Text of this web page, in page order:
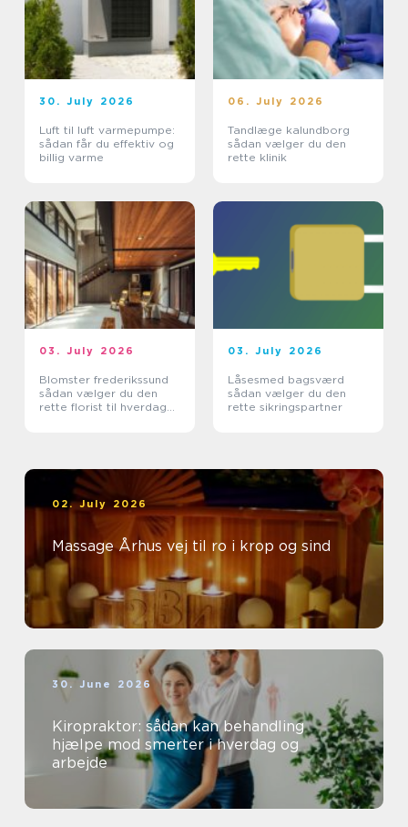
30. July 2026
Luft til luft varmepumpe:
sådan får du effektiv og
billig varme
06. July 2026
Tandlæge kalundborg
sådan vælger du den
rette klinik
03. July 2026
Blomster frederikssund
sådan vælger du den
rette florist til hverdag
03. July 2026
Låsesmed bagsværd
sådan vælger du den
rette sikringspartner
02. July 2026
Massage Århus vej til ro i krop og sind
30. June 2026
Kiropraktor: sådan kan behandling
hjælpe mod smerter i hverdag og
arbejde